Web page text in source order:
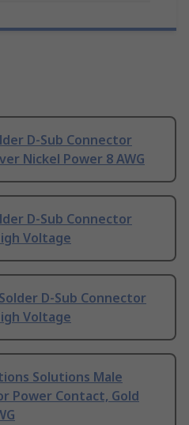
D-Sub Connector
Nickel Power 8 AWG
D-Sub Connector
Voltage
D-Sub Connector
Voltage
Solutions Male
Power Contact, Gold